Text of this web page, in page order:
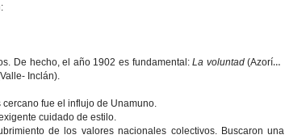
De hecho, el año 1902 es fundamental:La voluntad(Azorín),
Inclán).
fue el influjo de Unamuno.
cuidado de estilo.
de los valores nacionales colectivos. Buscaron una